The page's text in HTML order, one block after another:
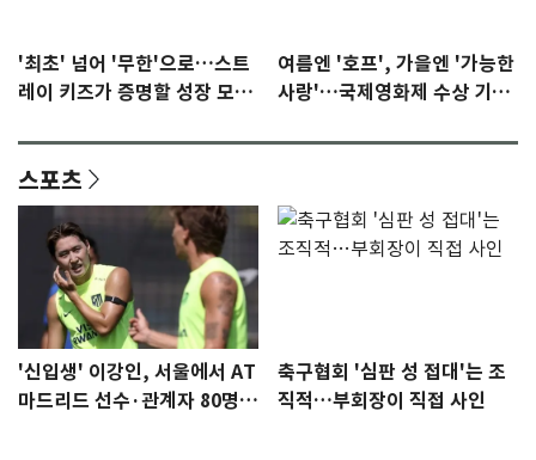
'최초' 넘어 '무한'으로…스트
레이 키즈가 증명할 성장 모멘
여름엔 '호프', 가을엔 '가능한
사랑'…국제영화제 수상 기대
스포츠
'신입생' 이강인, 서울에서 AT
마드리드 선수·관계자 80명
축구협회 '심판 성 접대'는 조
직적…부회장이 직접 사인